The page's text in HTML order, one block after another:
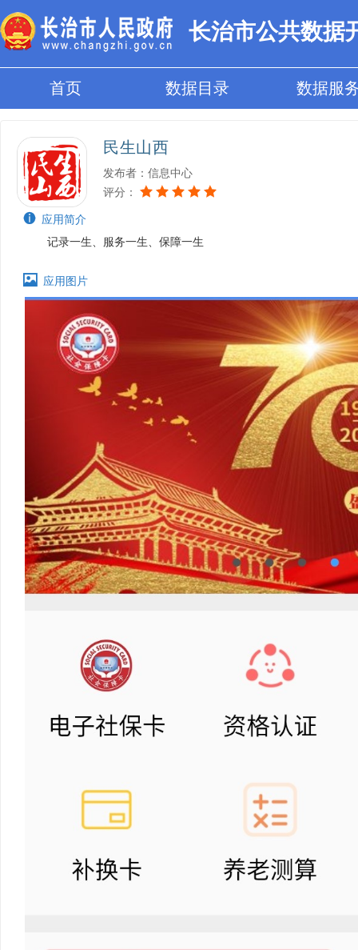
长治市公共数据
首页 数据目录 数据服
民生山西
发布者：信息中心
评分：
 应用简介
记录一生、服务一生、保障一生
 应用图片